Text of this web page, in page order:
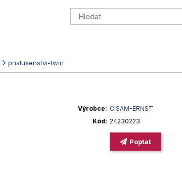
prislusenstvi-twin
Výrobce
CISAM-ERNST
Kód
24230223
Poptat